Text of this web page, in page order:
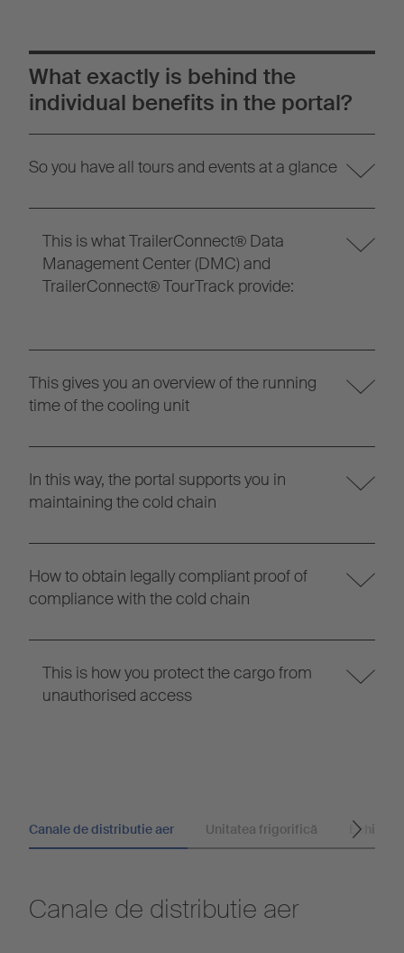
What exactly is behind the
individual benefits in the portal?
So you have all tours and events at a glance
This is what TrailerConnect® Data
Management Center (DMC) and
TrailerConnect® TourTrack provide:
This gives you an overview of the running
time of the cooling unit
In this way, the portal supports you in
maintaining the cold chain
How to obtain legally compliant proof of
compliance with the cold chain
This is how you protect the cargo from
unauthorised access
Canale de distributie aer Unitatea frigorifică
Canale de distributie aer